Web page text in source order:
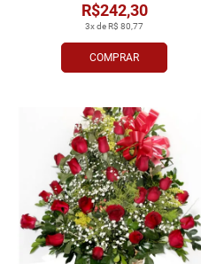
COMPRAR
3x de R$ 80,77
R$242,30